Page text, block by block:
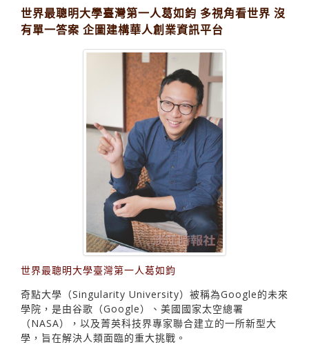
卓爾不群
有單一答案 企圖建構華人創業資訊平台
世界最聰明大學臺灣第一人葛如鈞
奇點大學（Singularity University）被稱為Google的未來
學院，是由谷歌（Google）、美國國家太空總署